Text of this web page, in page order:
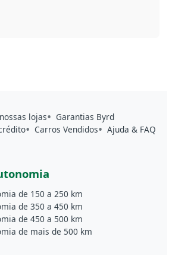
lojas
Garantias Byrd
Carros Vendidos
Ajuda & FAQ
de 150 a 250 km
de 350 a 450 km
de 450 a 500 km
de mais de 500 km